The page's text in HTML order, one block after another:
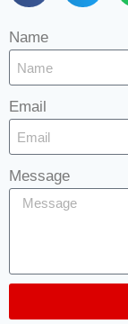
Name
Email
Message